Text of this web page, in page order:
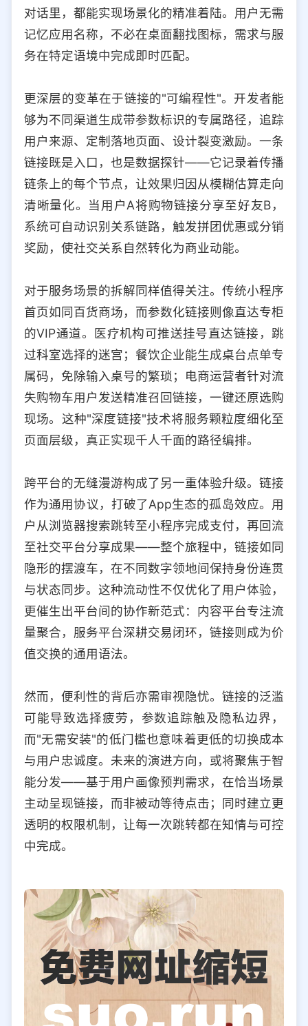
对话里，都能实现场景化的精准着陆。用户无需
记忆应用名称，不必在桌面翻找图标，需求与服
务在特定语境中完成即时匹配。
更深层的变革在于链接的"可编程性"。开发者能
够为不同渠道生成带参数标识的专属路径，追踪
用户来源、定制落地页面、设计裂变激励。一条
链接既是入口，也是数据探针——它记录着传播
链条上的每个节点，让效果归因从模糊估算走向
清晰量化。当用户A将购物链接分享至好友B，
系统可自动识别关系链路，触发拼团优惠或分销
奖励，使社交关系自然转化为商业动能。
对于服务场景的拆解同样值得关注。传统小程序
首页如同百货商场，而参数化链接则像直达专柜
的VIP通道。医疗机构可推送挂号直达链接，跳
过科室选择的迷宫；餐饮企业能生成桌台点单专
属码，免除输入桌号的繁琐；电商运营者针对流
失购物车用户发送精准召回链接，一键还原选购
现场。这种"深度链接"技术将服务颗粒度细化至
页面层级，真正实现千人千面的路径编排。
跨平台的无缝漫游构成了另一重体验升级。链接
作为通用协议，打破了App生态的孤岛效应。用
户从浏览器搜索跳转至小程序完成支付，再回流
至社交平台分享成果——整个旅程中，链接如同
隐形的摆渡车，在不同数字领地间保持身份连贯
与状态同步。这种流动性不仅优化了用户体验，
更催生出平台间的协作新范式：内容平台专注流
量聚合，服务平台深耕交易闭环，链接则成为价
值交换的通用语法。
然而，便利性的背后亦需审视隐忧。链接的泛滥
可能导致选择疲劳，参数追踪触及隐私边界，
而"无需安装"的低门槛也意味着更低的切换成本
与用户忠诚度。未来的演进方向，或将聚焦于智
能分发——基于用户画像预判需求，在恰当场景
主动呈现链接，而非被动等待点击；同时建立更
透明的权限机制，让每一次跳转都在知情与可控
中完成。